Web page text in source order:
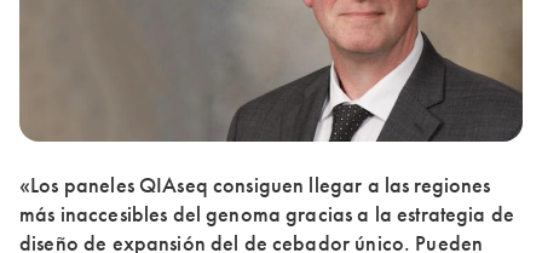
«Los paneles QIAseq consiguen llegar a las regiones
más inaccesibles del genoma gracias a la estrategia de
diseño de expansión del de cebador único. Pueden